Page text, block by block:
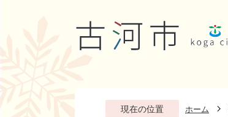
現在の位置 ホーム